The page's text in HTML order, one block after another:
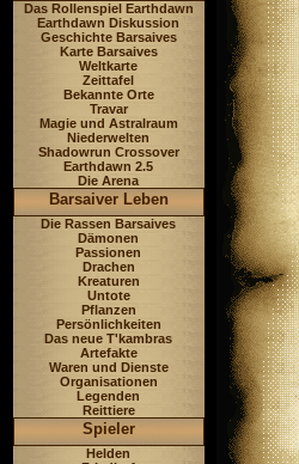
Das Rollenspiel Earthdawn
Earthdawn Diskussion
Geschichte Barsaives
Karte Barsaives
Weltkarte
Zeittafel
Bekannte Orte
Travar
Magie und Astralraum
Niederwelten
Shadowrun Crossover
Earthdawn 2.5
Die Arena
Barsaiver Leben
Die Rassen Barsaives
Dämonen
Passionen
Drachen
Kreaturen
Untote
Pflanzen
Persönlichkeiten
Das neue T'kambras
Artefakte
Waren und Dienste
Organisationen
Legenden
Reittiere
Spieler
Helden